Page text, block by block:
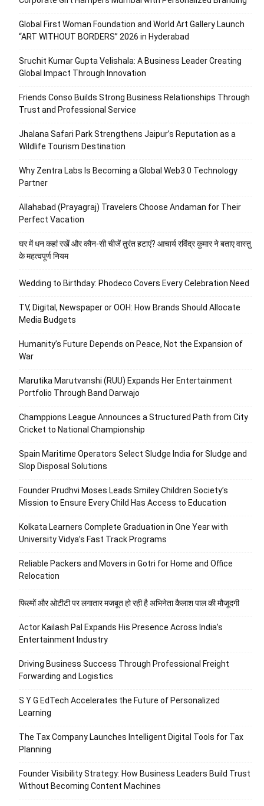
Global First Woman Foundation and World Art Gallery Launch
“ART WITHOUT BORDERS” 2026 in Hyderabad
Sruchit Kumar Gupta Velishala: A Business Leader Creating
Global Impact Through Innovation
Friends Conso Builds Strong Business Relationships Through
Trust and Professional Service
Jhalana Safari Park Strengthens Jaipur’s Reputation as a
Wildlife Tourism Destination
Why Zentra Labs Is Becoming a Global Web3.0 Technology
Partner
Allahabad (Prayagraj) Travelers Choose Andaman for Their
Perfect Vacation
घर में धन कहां रखें और कौन-सी चीजें तुरंत हटाएं? आचार्य रविंद्र कुमार ने बताए वास्तु
के महत्वपूर्ण नियम
Wedding to Birthday: Phodeco Covers Every Celebration Need
TV, Digital, Newspaper or OOH: How Brands Should Allocate
Media Budgets
Humanity’s Future Depends on Peace, Not the Expansion of
War
Marutika Marutvanshi (RUU) Expands Her Entertainment
Portfolio Through Band Darwajo
Champpions League Announces a Structured Path from City
Cricket to National Championship
Spain Maritime Operators Select Sludge India for Sludge and
Slop Disposal Solutions
Founder Prudhvi Moses Leads Smiley Children Society’s
Mission to Ensure Every Child Has Access to Education
Kolkata Learners Complete Graduation in One Year with
University Vidya’s Fast Track Programs
Reliable Packers and Movers in Gotri for Home and Office
Relocation
फिल्मों और ओटीटी पर लगातार मजबूत हो रही है अभिनेता कैलाश पाल की मौजूदगी
Actor Kailash Pal Expands His Presence Across India’s
Entertainment Industry
Driving Business Success Through Professional Freight
Forwarding and Logistics
S Y G EdTech Accelerates the Future of Personalized
Learning
The Tax Company Launches Intelligent Digital Tools for Tax
Planning
Founder Visibility Strategy: How Business Leaders Build Trust
Without Becoming Content Machines